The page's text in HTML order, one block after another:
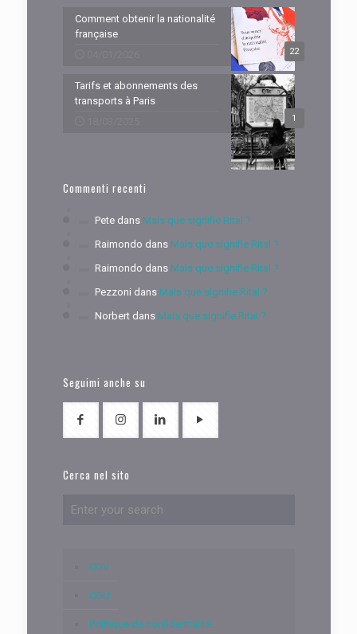
22
Comment obtenir la nationalité
française
1
Tarifs et abonnements des
transports à Paris
Commenti recenti
Petedans Mais que signifie Rital ?
Raimondo dans Mais que signifie Rital ?
Raimondo dans Mais que signifie Rital ?
Pezzoni dans Mais que signifie Rital ?
Norbertdans Mais que signifie Rital ?
Seguimi anche su
Cerca nel sito
CGV
CGU
Politique de confidentialité